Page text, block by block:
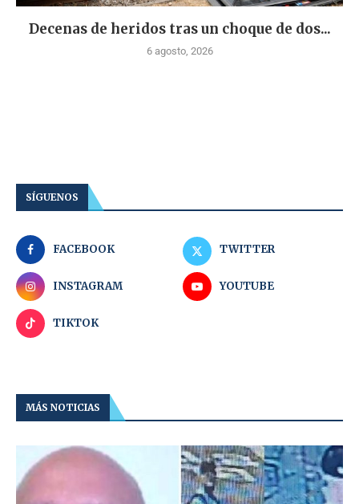
Decenas de heridos tras un choque de dos...
6 agosto, 2026
SÍGUENOS
FACEBOOK TWITTER
INSTAGRAM YOUTUBE
TIKTOK
MÁS NOTICIAS